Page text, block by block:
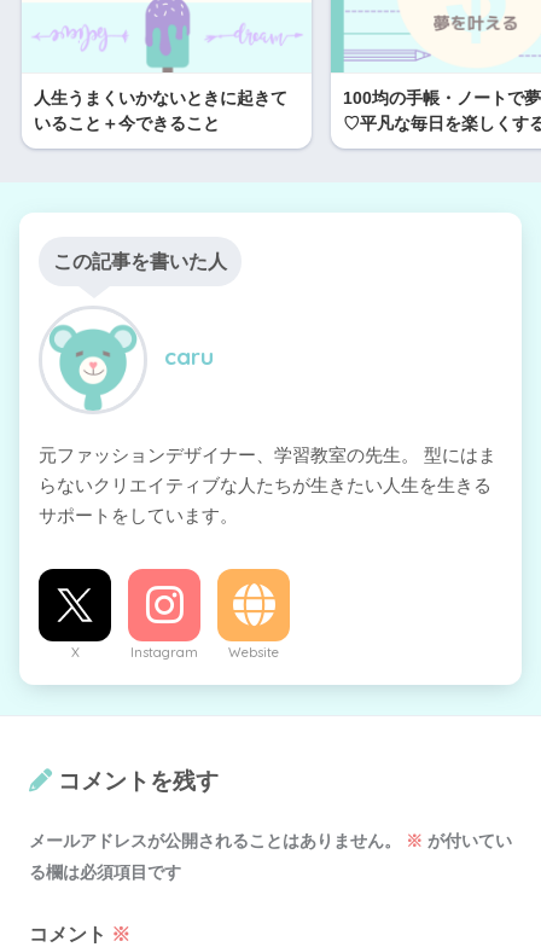
人生うまくいかないときに起きて
いること＋今できること
100均の手帳・ノートで
♡平凡な毎日を楽しくす
この記事を書いた人
caru
元ファッションデザイナー、学習教室の先生。 型にはま
らないクリエイティブな人たちが生きたい人生を生きる
サポートをしています。
X Instagram Website
コメントを残す
メールアドレスが公開されることはありません。 ※ が付いてい
る欄は必須項目です
コメント ※